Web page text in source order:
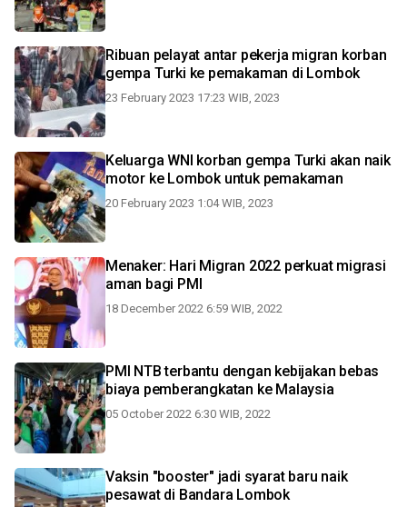
Ribuan pelayat antar pekerja migran korban
gempa Turki ke pemakaman di Lombok
23 February 2023 17:23 WIB, 2023
Keluarga WNI korban gempa Turki akan naik
motor ke Lombok untuk pemakaman
20 February 2023 1:04 WIB, 2023
Menaker: Hari Migran 2022 perkuat migrasi
aman bagi PMI
18 December 2022 6:59 WIB, 2022
PMI NTB terbantu dengan kebijakan bebas
biaya pemberangkatan ke Malaysia
05 October 2022 6:30 WIB, 2022
Vaksin "booster" jadi syarat baru naik
pesawat di Bandara Lombok